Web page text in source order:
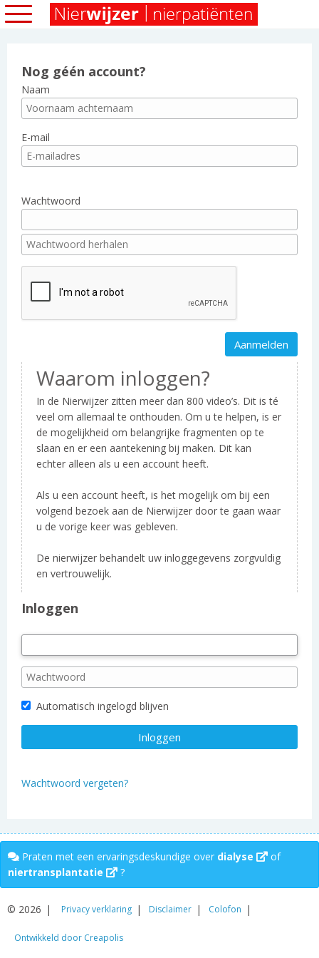
Nog géén account?
Naam
E-mail
Wachtwoord
Waarom inloggen?
In de Nierwijzer zitten meer dan 800 video’s. Dit is té
veel om allemaal te onthouden. Om u te helpen, is er
de mogelijkheid om belangrijke fragmenten op te
slaan en er een aantekening bij maken. Dit kan
echter alleen als u een account heeft.
Als u een account heeft, is het mogelijk om bij een
volgend bezoek aan de Nierwijzer door te gaan waar
u de vorige keer was gebleven.
De nierwijzer behandelt uw inloggegevens zorgvuldig
en vertrouwelijk.
Inloggen
Automatisch ingelogd blijven
Wachtwoord vergeten?
Praten met een ervaringsdeskundige over dialyse
of
niertransplantatie
?
© 2026 Privacy verklaring Disclaimer Colofon
Ontwikkeld door Creapolis